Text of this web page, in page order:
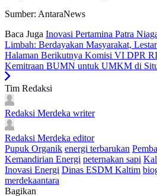
Sumber: AntaraNews
Baca Juga Inovasi Pertamina Patra
Limbah: Berdayakan Masyarakat,
Halaman Berikutnya Komisi VI DPR
Kemitraan BUMN untuk UMKM di
Tim Redaksi
Redaksi Merdeka writer
Redaksi Merdeka editor
Pupuk Organik energi terbarukan
Kemandirian Energi peternakan sapi
Inovasi Energi Dinas ESDM Kaltim
merdekaantara
Bagikan